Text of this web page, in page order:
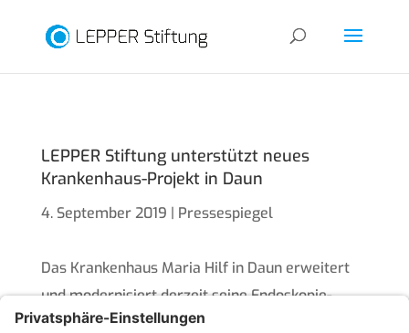
LEPPER Stiftung unterstützt neues
Krankenhaus-Projekt in Daun
4. September 2019 | Pressespiegel
Das Krankenhaus Maria Hilf in Daun erweitert
und modernisiert derzeit seine Endoskopie-
Abteilung. Darm- und Magenspiegelungen sollen